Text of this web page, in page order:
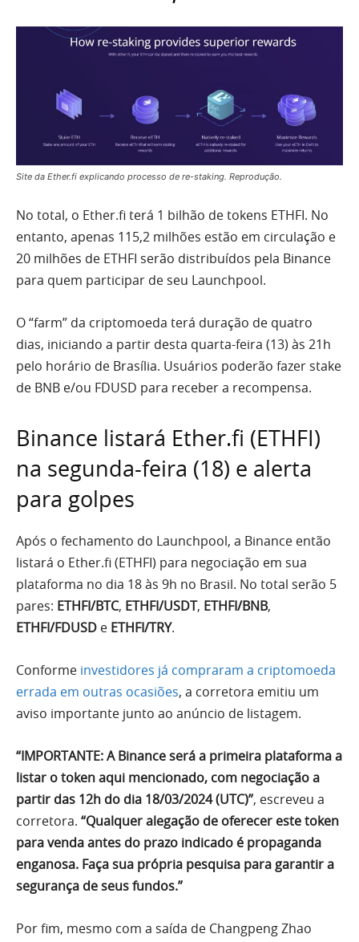
Site da Ether.fi explicando processo de re-staking. Reprodução.
No total, o Ether.fi terá 1 bilhão de tokens ETHFI. No
entanto, apenas 115,2 milhões estão em circulação e
20 milhões de ETHFI serão distribuídos pela Binance
para quem participar de seu Launchpool.
O “farm” da criptomoeda terá duração de quatro
dias, iniciando a partir desta quarta-feira (13) às 21h
pelo horário de Brasília. Usuários poderão fazer stake
de BNB e/ou FDUSD para receber a recompensa.
Binance listará Ether.fi (ETHFI)
na segunda-feira (18) e alerta
para golpes
Após o fechamento do Launchpool, a Binance então
listará o Ether.fi (ETHFI) para negociação em sua
plataforma no dia 18 às 9h no Brasil. No total serão 5
pares: ETHFI/BTC, ETHFI/USDT, ETHFI/BNB,
ETHFI/FDUSD e ETHFI/TRY.
Conforme investidores já compraram a criptomoeda
errada em outras ocasiões, a corretora emitiu um
aviso importante junto ao anúncio de listagem.
“IMPORTANTE: A Binance será a primeira plataforma a
listar o token aqui mencionado, com negociação a
partir das 12h do dia 18/03/2024 (UTC)”, escreveu a
corretora. “Qualquer alegação de oferecer este token
para venda antes do prazo indicado é propaganda
enganosa. Faça sua própria pesquisa para garantir a
segurança de seus fundos.”
Por fim, mesmo com a saída de Changpeng Zhao